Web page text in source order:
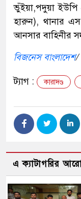
ভুঁইয়া,পদুয়া ইউপি
হারুন), থানার
আনসার বাহিনীর
বিজনেস বাংলাদেশ/
ট্যাগ : কারাদণ্ড
এ ক্যাটাগরির